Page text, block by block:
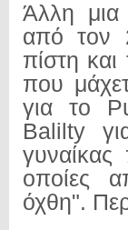
Άλλη
από τον
πίστη
που
για το
Balilty
γυναίκας
οποίες
όχθη".